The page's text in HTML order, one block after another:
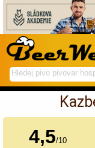
hledej
na
spustí
hledání
4,5/10